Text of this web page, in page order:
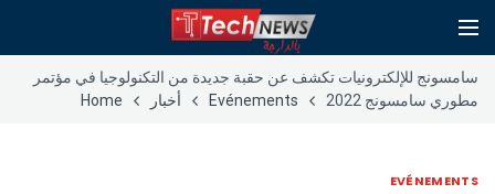
سامسونج للإلكترونيات تكشف عن حقبة جديدة من التكنولوجيا في مؤتمر
مطوري سامسونج 2022
Evénements أخبار Home
EVÉNEMENTS